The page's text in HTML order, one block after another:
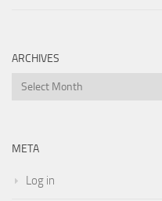
ARCHIVES
Archives
META
Log in